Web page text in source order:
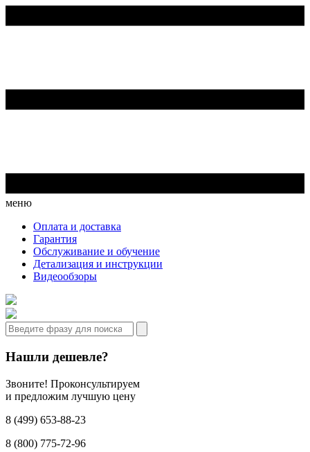
меню
Оплата и доставка
Гарантия
Обслуживание и обучение
Детализация и инструкции
Видеообзоры
Нашли дешевле?
Звоните! Проконсультируем
и предложим лучшую цену
8 (499) 653-88-23
8 (800) 775-72-96